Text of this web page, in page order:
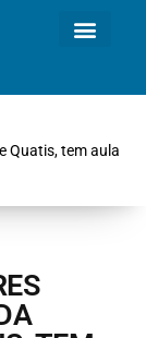
Quatis, tem aula